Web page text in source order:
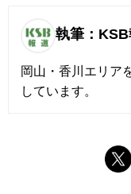
執筆：
岡山・香川エリア
しています。